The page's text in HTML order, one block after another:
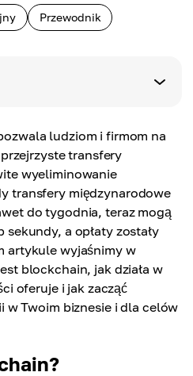
Przewodnik
ludziom i firmom na
transfery
wyeliminowanie
transfery międzynarodowe
do tygodnia, teraz mogą
a opłaty zostały
artykule wyjaśnimy w
blockchain, jak działa w
oferuje i jak zacząć
w Twoim biznesie i dla celów